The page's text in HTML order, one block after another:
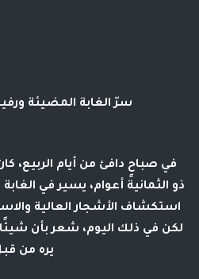
سرّ الغابة المضيئة
في صباحٍ دافئ من أيام الربيع،
ذو الثمانية أعوام، يسير في
استكشاف الأشجار العالية
لكن في ذلك اليوم، شعر بأن
يره من